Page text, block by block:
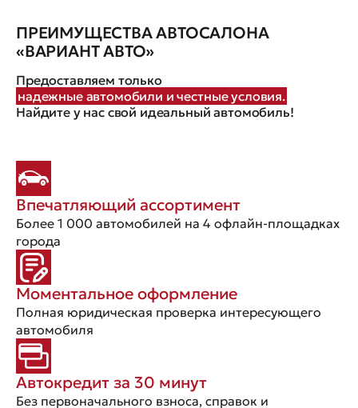
ПРЕИМУЩЕСТВА АВТОСАЛОНА
«ВАРИАНТ АВТО»
Предоставляем только
надежные автомобили и честные условия.
Найдите у нас свой идеальный автомобиль!
Впечатляющий ассортимент
Более 1 000 автомобилей на 4 офлайн-площадках
города
Моментальное оформление
Полная юридическая проверка интересующего
автомобиля
Автокредит за 30 минут
Без первоначального взноса, справок и